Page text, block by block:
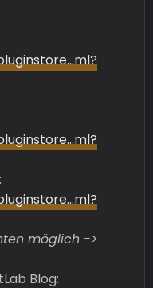
möglich ->
Blog: